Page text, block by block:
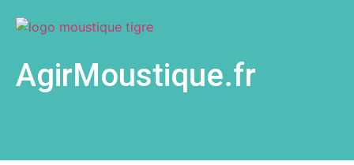
AgirMoustique.fr